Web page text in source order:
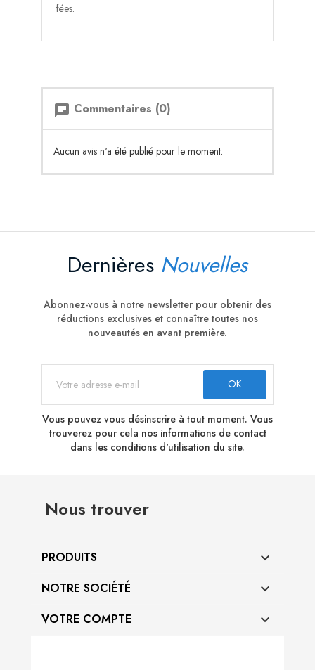
fées.
chat Commentaires (0)
Aucun avis n'a été publié pour le moment.
Dernières Nouvelles
Abonnez-vous à notre newsletter pour obtenir des
réductions exclusives et connaître toutes nos
nouveautés en avant première.
Vous pouvez vous désinscrire à tout moment. Vous
trouverez pour cela nos informations de contact
dans les conditions d'utilisation du site.
Nous trouver
PRODUITS 
NOTRE SOCIÉTÉ 
VOTRE COMPTE 